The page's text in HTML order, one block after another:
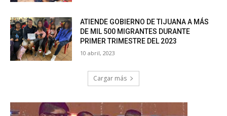
ATIENDE GOBIERNO DE TIJUANA A MÁS
DE MIL 500 MIGRANTES DURANTE
PRIMER TRIMESTRE DEL 2023
10 abril, 2023
Cargar más